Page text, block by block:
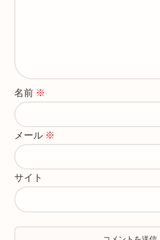
名前 ※
メール ※
サイト